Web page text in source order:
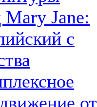
Mary Jane:
с
от